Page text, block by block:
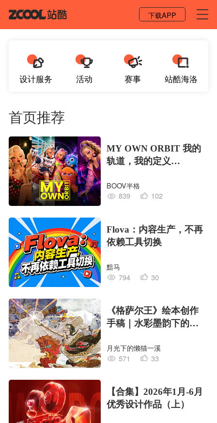
下载APP
设计服务 活动 赛事 站酷海洛
首页推荐
MY OWN ORBIT 我的
轨道，我的定义
对
BOOV半格
839
102
Flova：内容生产，不再
依赖工具切换
黯马
794
30
《格萨尔王》绘本创作
手稿｜水彩墨韵下的史
月光下的懒猫一溪
571
33
【合集】2026年1月-6月
优秀设计作品（上）